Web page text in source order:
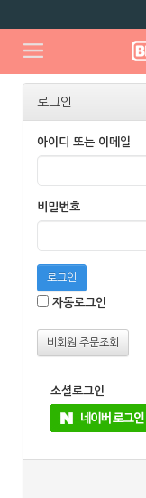
로그인
아이디 또는 이메일
비밀번호
로그인
자동로그인
비회원 주문조회
소셜로그인